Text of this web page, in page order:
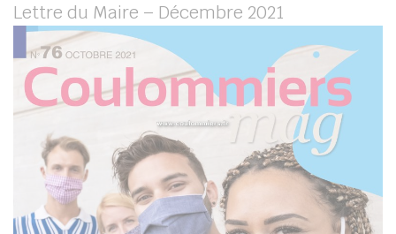
Lettre du Maire – Décembre 2021